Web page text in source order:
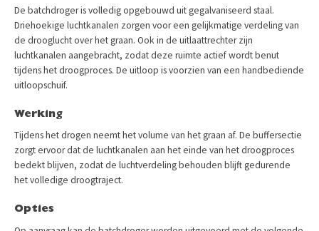
De batchdroger is volledig opgebouwd uit gegalvaniseerd staal.
Driehoekige luchtkanalen zorgen voor een gelijkmatige verdeling van
de drooglucht over het graan. Ook in de uitlaattrechter zijn
luchtkanalen aangebracht, zodat deze ruimte actief wordt benut
tijdens het droogproces. De uitloop is voorzien van een handbediende
uitloopschuif.
Werking
Tijdens het drogen neemt het volume van het graan af. De buffersectie
zorgt ervoor dat de luchtkanalen aan het einde van het droogproces
bedekt blijven, zodat de luchtverdeling behouden blijft gedurende
het volledige droogtraject.
Opties